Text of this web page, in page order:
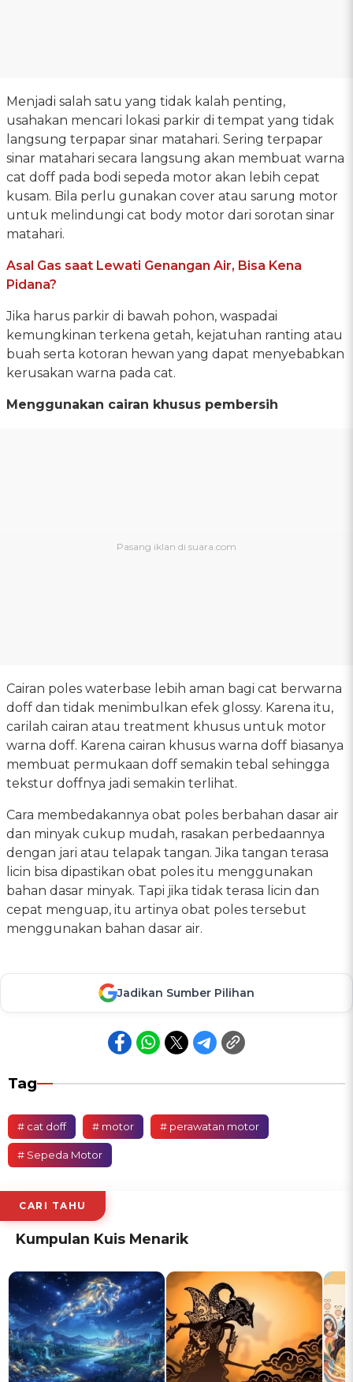
Menjadi salah satu yang tidak kalah penting,
usahakan mencari lokasi parkir di tempat yang tidak
langsung terpapar sinar matahari. Sering terpapar
sinar matahari secara langsung akan membuat warna
cat doff pada bodi sepeda motor akan lebih cepat
kusam. Bila perlu gunakan cover atau sarung motor
untuk melindungi cat body motor dari sorotan sinar
matahari.
Asal Gas saat Lewati Genangan Air, Bisa Kena
Pidana?
Jika harus parkir di bawah pohon, waspadai
kemungkinan terkena getah, kejatuhan ranting atau
buah serta kotoran hewan yang dapat menyebabkan
kerusakan warna pada cat.
Menggunakan cairan khusus pembersih
Cairan poles waterbase lebih aman bagi cat berwarna
doff dan tidak menimbulkan efek glossy. Karena itu,
carilah cairan atau treatment khusus untuk motor
warna doff. Karena cairan khusus warna doff biasanya
membuat permukaan doff semakin tebal sehingga
tekstur doffnya jadi semakin terlihat.
Cara membedakannya obat poles berbahan dasar air
dan minyak cukup mudah, rasakan perbedaannya
dengan jari atau telapak tangan. Jika tangan terasa
licin bisa dipastikan obat poles itu menggunakan
bahan dasar minyak. Tapi jika tidak terasa licin dan
cepat menguap, itu artinya obat poles tersebut
menggunakan bahan dasar air.
Jadikan Sumber Pilihan
Tag
# cat doff # motor # perawatan motor
# Sepeda Motor
CARI TAHU
Kumpulan Kuis Menarik